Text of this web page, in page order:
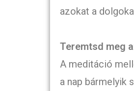
azokat a
Teremtsd meg
A meditáció
a nap bármelyik